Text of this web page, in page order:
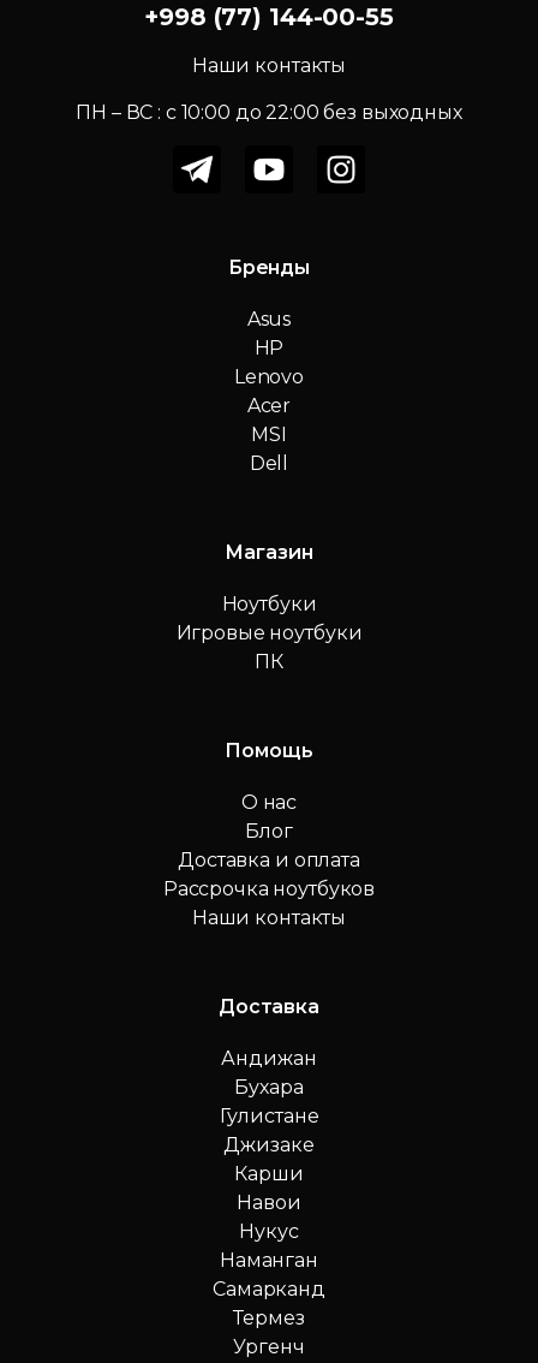
+998 (77) 144-00-55
Наши контакты
ПН – ВС : c 10:00 до 22:00 без выходных
Бренды
Asus
HP
Lenovo
Acer
MSI
Dell
Магазин
Ноутбуки
Игровые ноутбуки
ПК
Помощь
О нас
Блог
Доставка и оплата
Рассрочка ноутбуков
Наши контакты
Доставка
Андижан
Бухара
Гулистане
Джизаке
Карши
Навои
Нукус
Наманган
Самарканд
Термез
Ургенч